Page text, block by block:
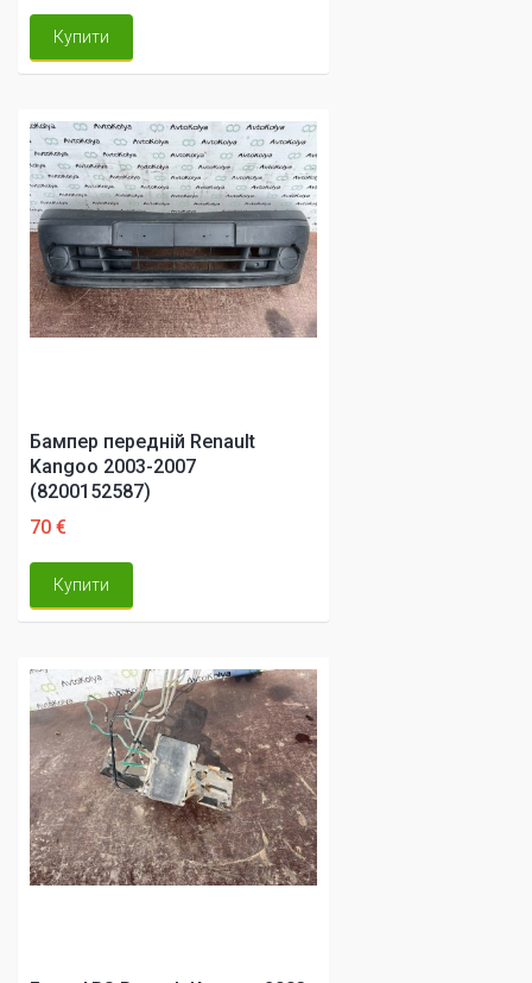
Купити
Бампер передній Renault
Kangoo 2003-2007
(8200152587)
70 €
Купити